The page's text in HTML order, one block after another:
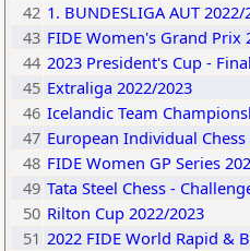
42 1. BUNDESLIGA AUT 2022/
43 FIDE Women's Grand Prix
44 2023 President's Cup -
45 Extraliga 2022/2023
46 Icelandic Team
47 European Individual
48 FIDE Women GP Series
49 Tata Steel Chess -
50 Rilton Cup 2022/2023
51 2022 FIDE World Rapid &